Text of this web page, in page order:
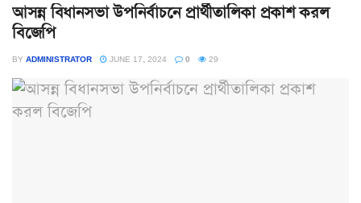
আসন্ন বিধানসভা উপনির্বাচনে প্রার্থীতালিকা প্রকাশ করল
বিজেপি
BY ADMINISTRATOR JUNE 17, 2024 0 29